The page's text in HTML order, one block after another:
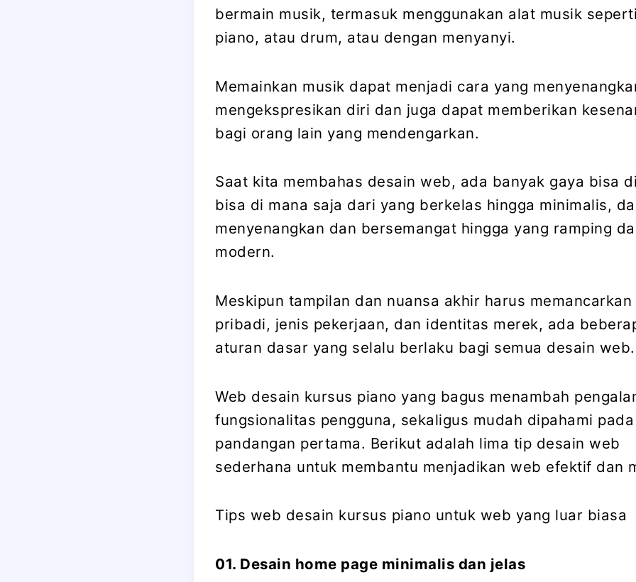
bermain musik, termasuk menggunakan alat musik
piano, atau drum, atau dengan menyanyi.
Memainkan musik dapat menjadi cara yang
mengekspresikan diri dan juga dapat memberikan
bagi orang lain yang mendengarkan.
Saat kita membahas desain web, ada banyak gaya bisa
bisa di mana saja dari yang berkelas hingga minimalis,
menyenangkan dan bersemangat hingga yang ramping
modern.
Meskipun tampilan dan nuansa akhir harus memancarkan
pribadi, jenis pekerjaan, dan identitas merek, ada
aturan dasar yang selalu berlaku bagi semua desain web.
Web desain kursus piano yang bagus menambah
fungsionalitas pengguna, sekaligus mudah dipahami pada
pandangan pertama. Berikut adalah lima tip desain web
sederhana untuk membantu menjadikan web efektif dan
Tips web desain kursus piano untuk web yang luar biasa
01. Desain home page minimalis dan jelas